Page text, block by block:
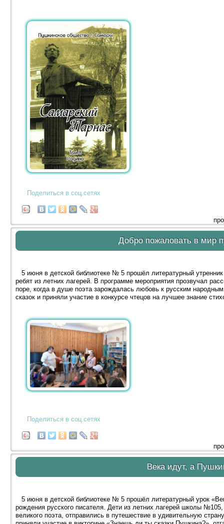
Поделиться в соц.сетях
Добро пожаловать в мир
5 июня в детской библиотеке № 5 прошёл литературный
ребят из летних лагерей. В программе мероприятия прозвучал
поре, когда в душе поэта зарождалась любовь к русским
сказок и приняли участие в конкурсе чтецов на лучшее знание
Поделиться в соц.сетях
Века идут, а
5 июня в детской библиотеке № 5 прошёл литературный урок
рождения русского писателя. Дети из летних лагерей школы
великого поэта, отправились в путешествие в удивительную